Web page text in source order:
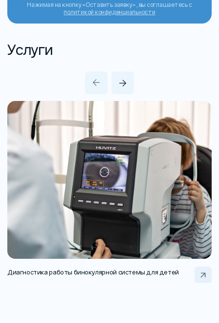
Нажимая на кнопку «Оставить заявку», вы соглашаетесь с
политикой конфиденциальности
Услуги
Диагностика работы бинокулярной системы для детей